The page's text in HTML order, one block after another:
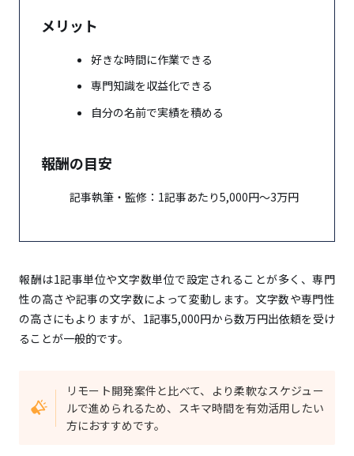
メリット
好きな時間に作業できる
専門知識を収益化できる
自分の名前で実績を積める
報酬の目安
記事執筆・監修：1記事あたり5,000円〜3万円
報酬は1記事単位や文字数単位で設定されることが多く、専門
性の高さや記事の文字数によって変動します。文字数や専門性
の高さにもよりますが、1記事5,000円から数万円出依頼を受け
ることが一般的です。
リモート開発案件と比べて、より柔軟なスケジュー
ルで進められるため、スキマ時間を有効活用したい
方におすすめです。